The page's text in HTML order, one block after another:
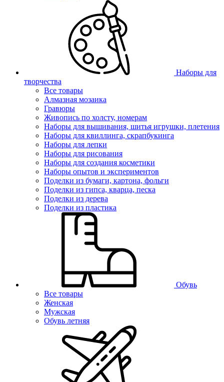
Наборы для
творчества
Все товары
Алмазная мозаика
Гравюры
Живопись по холсту, номерам
Наборы для вышивания, шитья игрушки, плетения
Наборы для квиллинга, скрапбукинга
Наборы для лепки
Наборы для рисования
Наборы для создания косметики
Наборы опытов и экспериментов
Поделки из бумаги, картона, фольги
Поделки из гипса, кварца, песка
Поделки из дерева
Поделки из пластика
Обувь
Все товары
Женская
Мужская
Обувь летняя